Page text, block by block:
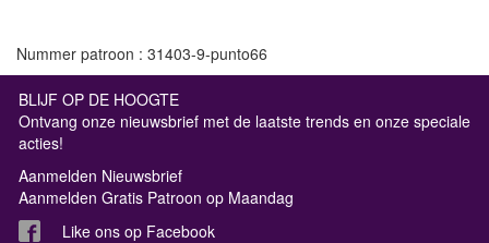
Nummer patroon : 31403-9-punto66
BLIJF OP DE HOOGTE
Ontvang onze nieuwsbrief met de laatste trends en onze speciale
acties!
Aanmelden Nieuwsbrief
Aanmelden Gratis Patroon op Maandag
Like ons op Facebook